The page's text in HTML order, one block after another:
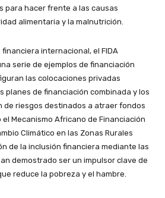
para hacer frente a las causas
alimentaria y la malnutrición.
internacional, el FIDA
serie de ejemplos de financiación
las colocaciones privadas
planes de financiación combinada y los
de riesgos destinados a atraer fondos
Mecanismo Africano de Financiación
Climático en las Zonas Rurales
de la inclusión financiera mediante las
demostrado ser un impulsor clave de
reduce la pobreza y el hambre.